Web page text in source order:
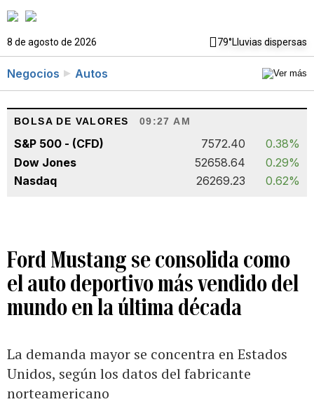
8 de agosto de 2026 79°Lluvias dispersas
Negocios Autos
BOLSA DE VALORES 09:27 AM
S&P 500 - (CFD) 7572.40
0.38%
Dow Jones
52658.64
0.29%
Nasdaq
26269.23 0.62%
Ford Mustang se consolida como
el auto deportivo más vendido del
mundo en la última década
La demanda mayor se concentra en Estados
Unidos, según los datos del fabricante
norteamericano